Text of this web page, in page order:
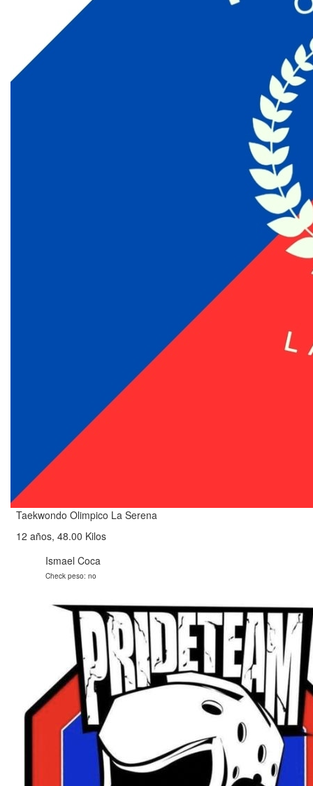
Taekwondo Olimpico La Serena
12 años, 48.00 Kilos
Ismael Coca
Check peso: no